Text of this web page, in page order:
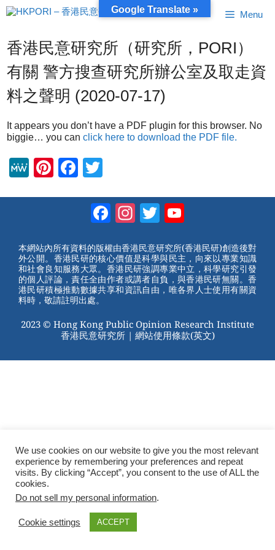
跳
至
容
Menu
香港民意研究所（研究所，PORI）
有關 警方搜查研究所辦公室及取走資
料之聲明 (2020-07-17)
It appears you don’t have a PDF plugin for this browser. No
biggie… you can click here to download the PDF file.
M
Pi
st
F
b
o
o
k
tt
er
Facebook
Instagram
Twitter
本網站內所有資料的版權由香港民意研究所(香港民研)創造後對
外公開。香港民研的核心價值是科學與民主，向來以專業知識
和社會良知服務大眾。香港民研強調專業中立，科學研究引發
的個人評論，責任全由作者或講者自負，與香港民研無關。香
港民研積極推動數據共享和資訊自由，唯各界人士使用有關資
料時，敬請註明出處。
2023 © Hong Kong Public Opinion Research Institute
香港民意研究所 | 網站使用條款(英文)
We use cookies on our website to give you the most relevant
experience by remembering your preferences and repeat
visits. By clicking “Accept”, you consent to the use of ALL the
cookies.
Do not sell my personal information.
Cookie settings ACCEPT
Google Translate »